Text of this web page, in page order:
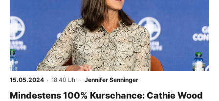
15.05.2024 · 18:40 Uhr · Jennifer Senninger
Mindestens 100% Kurschance: Cathie Wood